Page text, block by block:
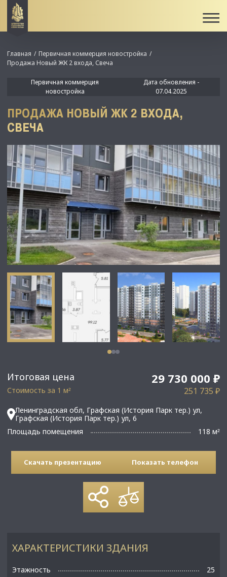
Итоговая цена 29 730 000 ₽
Стоимость за 1 м² 251 735 ₽
Ленинградская обл, Графская (История Парк тер.) ул,
Графская (История Парк тер.) ул, 6
Площадь помещения
118 м²
Главная
Первичная коммерция новостройка
Продажа Новый ЖК 2 входа, Свеча
Первичная коммерция
новостройка
Дата обновления -
07.04.2025
ПРОДАЖА НОВЫЙ ЖК 2 ВХОДА,
СВЕЧА
Скачать презентацию Показать телефон
ХАРАКТЕРИСТИКИ ЗДАНИЯ
Этажность
25